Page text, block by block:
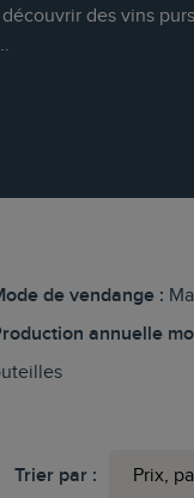
des vins
de vendange :
annuelle
Trier par : Prix,